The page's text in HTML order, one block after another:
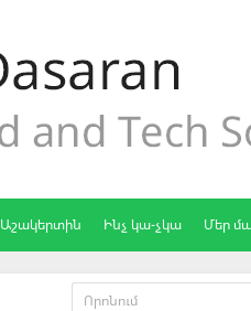
Աշակերտին Ինչ կա-չկա Մեր